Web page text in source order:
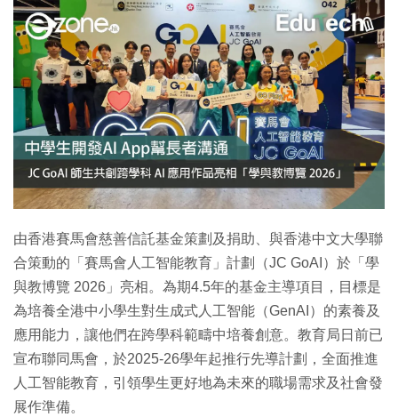
IT Times
生成式AI與雲端應用
Enterprise Digital Transformation
由香港賽馬會慈善信託基金策劃及捐助、與香港中文大學聯
合策動的「賽馬會人工智能教育」計劃（JC GoAI）於「學
與教博覽 2026」亮相。為期4.5年的基金主導項目，目標是
為培養全港中小學生對生成式人工智能（GenAI）的素養及
應用能力，讓他們在跨學科範疇中培養創意。教育局日前已
宣布聯同馬會，於2025-26學年起推行先導計劃，全面推進
人工智能教育，引領學生更好地為未來的職場需求及社會發
展作準備。